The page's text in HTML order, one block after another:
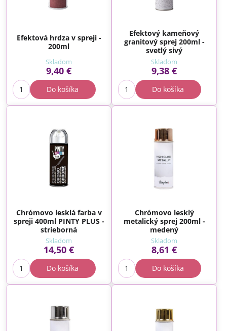
Efektová hrdza v spreji -
200ml
Skladom
9,40 €
Do košíka
Efektový kameňový
granitový sprej 200ml -
svetlý sivý
Skladom
9,38 €
Do košíka
Chrómovo lesklá farba v
spreji 400ml PINTY PLUS -
strieborná
Skladom
14,50 €
Do košíka
Chrómovo lesklý
metalický sprej 200ml -
medený
Skladom
8,61 €
Do košíka